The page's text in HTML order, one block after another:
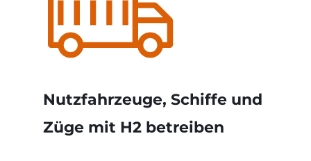
Nutzfahrzeuge, Schiffe und
Züge mit H2 betreiben